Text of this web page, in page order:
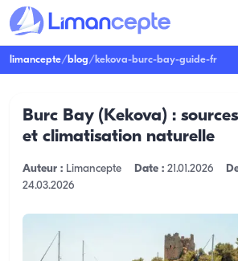
limancepte/blog/kekova-burc-bay-guide-fr
Burc Bay (Kekova) :
et climatisation naturelle
Auteur : Limancepte Date : 21.01.2026
24.03.2026